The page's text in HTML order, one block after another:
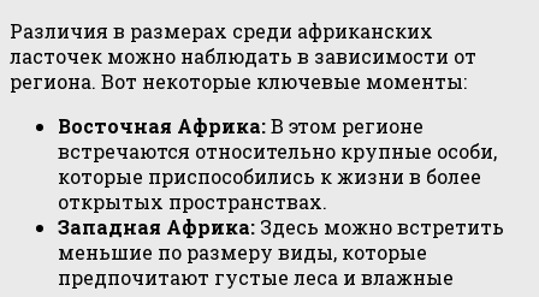
Различия в размерах среди африканских
ласточек можно наблюдать в зависимости от
региона. Вот некоторые ключевые моменты:
Восточная Африка:В этом регионе
встречаются относительно крупные особи,
которые приспособились к жизни в более
открытых пространствах.
Западная Африка: Здесь можно встретить
меньшие по размеру виды, которые
предпочитают густые леса и влажные